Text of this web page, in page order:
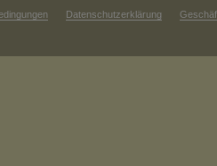
Datenschutzerklärung